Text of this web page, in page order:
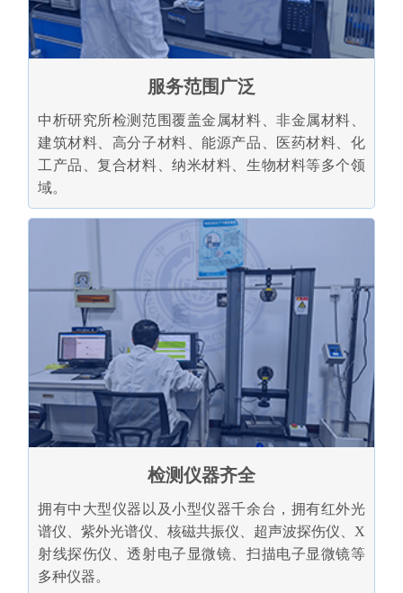
服务范围广泛
中析研究所检测范围覆盖金属材料、非金属材料、
建筑材料、高分子材料、能源产品、医药材料、化
工产品、复合材料、纳米材料、生物材料等多个领
域。
检测仪器齐全
拥有中大型仪器以及小型仪器千余台，拥有红外光
谱仪、紫外光谱仪、核磁共振仪、超声波探伤仪、X
射线探伤仪、透射电子显微镜、扫描电子显微镜等
多种仪器。